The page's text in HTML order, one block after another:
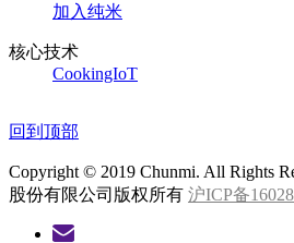
加入纯米
核心技术
CookingIoT
回到顶部
Copyright © 2019 Chunmi. All Rights
股份有限公司版权所有 沪ICP备